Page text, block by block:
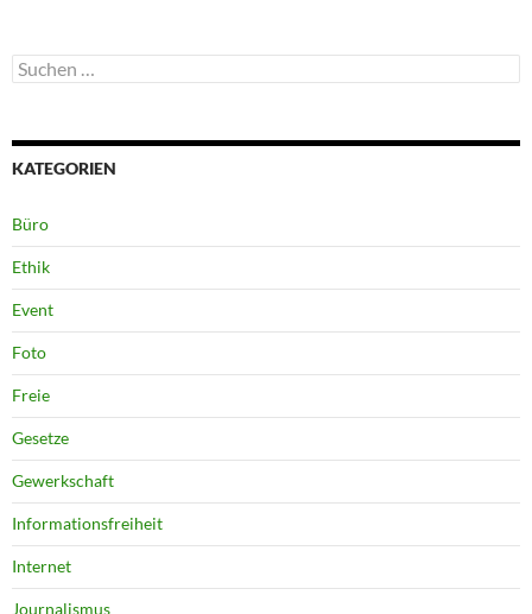
Suchen
nach:
KATEGORIEN
Büro
Ethik
Event
Foto
Freie
Gesetze
Gewerkschaft
Informationsfreiheit
Internet
Journalismus